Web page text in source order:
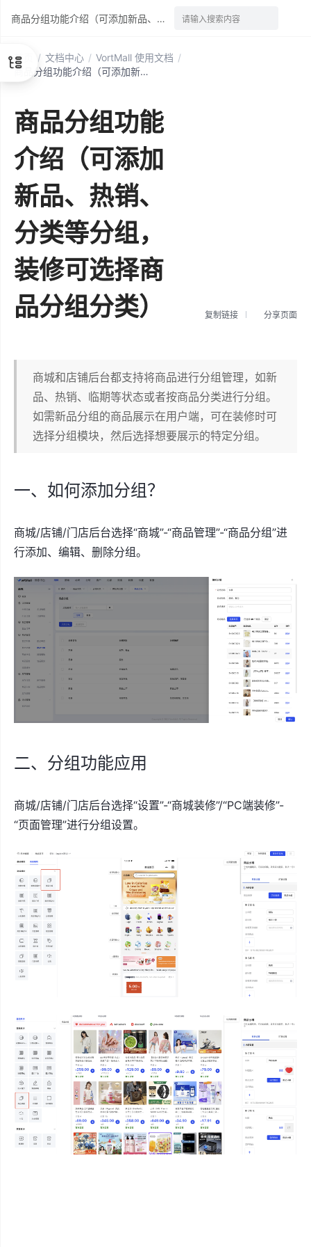
首页 / 文档中心 / VortMall 使用文档 /
商品分组功能介绍（可添加新品、热销、分类等分组，装修可选择商品分组分类）
商品分组功能
介绍（可添加
新品、热销、
分类等分组，
装修可选择商
品分组分类）
复制链接 分享页面
商城和店铺后台都支持将商品进行分组管理，如新
品、热销、临期等状态或者按商品分类进行分组。
如需新品分组的商品展示在用户端，可在装修时可
选择分组模块，然后选择想要展示的特定分组。
一、如何添加分组？
商城/店铺/门店后台选择“商城”-“商品管理”-“商品分组”进
行添加、编辑、删除分组。
二、分组功能应用
商城/店铺/门店后台选择“设置”-“商城装修”/“PC端装修”-
“页面管理”进行分组设置。
商品分组功能介绍（可添加新品、热销、分类等分组，装修可选择商品分组分类） 请输入搜索内容